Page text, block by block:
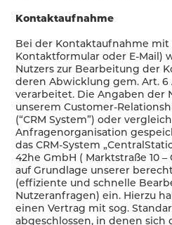
Kontaktaufnahme
Bei der Kontaktaufnahme mit
Kontaktformular oder E-Mail)
Nutzers zur Bearbeitung der
deren Abwicklung gem. Art. 6
verarbeitet. Die Angaben der
unserem Customer-
(“CRM System”) oder
Anfragenorganisation
das CRM-System
42he GmbH ( Marktstraße 10
auf Grundlage unserer
(effiziente und schnelle
Nutzeranfragen) ein. Hierzu
einen Vertrag mit sog.
abgeschlossen, in denen sich